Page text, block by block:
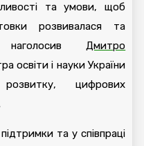
та умови, щоб
розвивалася та
наголосивДмитро
освіти і науки України
цифрових
та у співпраці